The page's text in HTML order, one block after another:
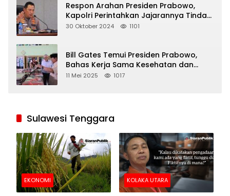
Respon Arahan Presiden Prabowo,
Kapolri Perintahkan Jajarannya Tindak
Tegas Pelaku Judi Online
30 Oktober 2024 1101
Bill Gates Temui Presiden Prabowo,
Bahas Kerja Sama Kesehatan dan
Program Makan Bergizi Gratis
11 Mei 2025 1017
Sulawesi Tenggara
EKONOMI KOLAKA UTARA